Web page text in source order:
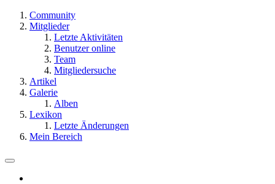
Community
Mitglieder
Letzte Aktivitäten
Benutzer online
Team
Mitgliedersuche
Artikel
Galerie
Alben
Lexikon
Letzte Änderungen
Mein Bereich